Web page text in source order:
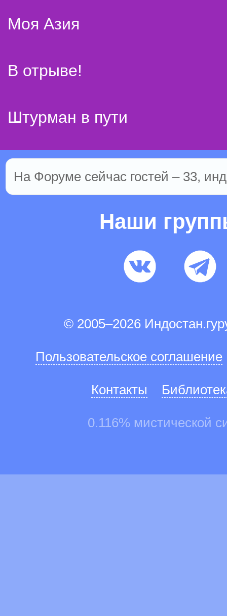
Моя Азия
В отрыве!
Штурман в пути
На Форуме сейчас гостей – 33,
Наши
© 2005–2026
Пользовательское соглашение
Контакты
0.116% мистической